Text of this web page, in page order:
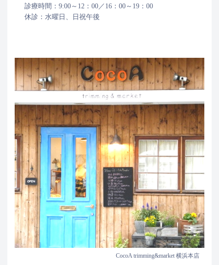
診療時間：9:00～12：00／16：00～19：00
休診：水曜日、日祝午後
CocoA trimming&market 横浜本店